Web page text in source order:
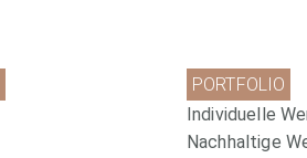
PORTFOLIO
Individuelle
Nachhaltige